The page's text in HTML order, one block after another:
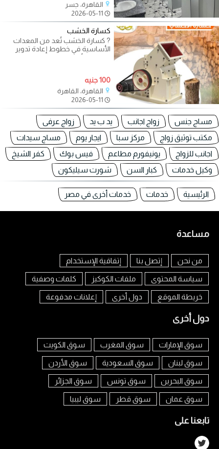
القاهرة، جسر
كسارة الخشب
? كسارة الخشب تُعد من المعدات
الأساسية في خطوط إعادة تدوير
وتصنيع الأخشاب، حيث تساهم في
100 جنيه
القاهرة، القاهرة
مساج جنس زواج اجانب يد ب يد
زواج عرفى
مكتب توثيق زواج
مركز سبا ايجار يوم
مساج سيدات
اجانب للزواج
يونيفورم مطاعم فيس بوك
كفر الشيخ
وكيل خدمات
كبار السن شورت سيليكون
الرئيسية خدمات خدمات أخرى في مصر
مساعدة
من نحن إتصل بنا إتفاقية الإستخدام
سياسة المحتوى ملفات الكوكيز كلمات وصفية
خريطة الموقع دول أخرى إعلانات مدفوعة
دول أخرى
سوق الإمارات سوق المغرب سوق الكويت
سوق لبنان سوق السعودية سوق الأردن
سوق البحرين سوق تونس سوق الجزائر
سوق عمان سوق قطر سوق ليبيا
تابعنا على